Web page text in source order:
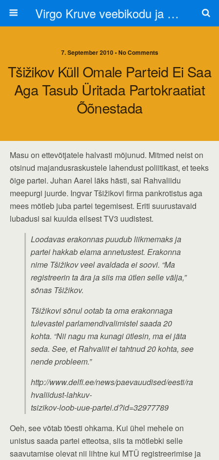
Virgo Kruve veebikodu ja blogi
7. September 2010 • No Comments
Tšižikov Küll Omale Parteid Ei Saa
Aga Tasub Üritada Partokraatiat
Õõnestada
Masu on ettevõtjatele halvasti mõjunud. Mitmed neist on
otsinud majandusraskustele lahendust poliitikast, et teeks
õige partei. Juhan Aarel läks hästi, sai Rahvaliidu
meepurgi juurde. Ingvar Tšižikovi firma pankrotistus aga
mees mõtleb juba partei tegemisest. Eriti suurustavaid
lubadusi sai kuulda eilsest TV3 uudistest.
Loodavas erakonnas puudub liikmemaks ja
partei hakkab elama annetustest. Erakonna
nime Tšižikov veel avaldada ei soovi. “Ma
registreerin ta ära ja siis ma ütlen selle välja,”
sõnas Tšižikov.
Tšižikovi sõnul ootab ta oma erakonnaga
tulevastel parlamendivalimistel saada 20
kohta. “Nii nagu ma kunagi ütlesin, ma ei jäta
seda. See, et Rahvaliit ei tahtnud 20 kohta, see
nende probleem.”
http://www.delfi.ee/news/paevauudised/eesti/ra
hvaliidust-lahkuv-
tsizikov-loob-uue-partei.d?id=32977789
Oeh, see võtab tõesti ohkama. Kui ühel mehele on
unistus saada partei etteotsa, siis ta mõtlebki selle
saavutamise olevat nii lihtne kui MTÜ registreerimise ja